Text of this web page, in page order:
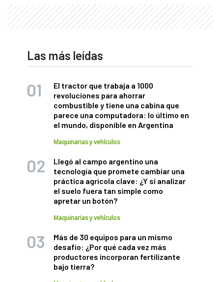
Las más leídas
El tractor que trabaja a 1000
revoluciones para ahorrar
combustible y tiene una cabina que
parece una computadora: lo último en
el mundo, disponible en Argentina
Maquinarias y vehículos
Llegó al campo argentino una
tecnología que promete cambiar una
práctica agrícola clave: ¿Y si analizar
el suelo fuera tan simple como
apretar un botón?
Maquinarias y vehículos
Más de 30 equipos para un mismo
desafío: ¿Por qué cada vez más
productores incorporan fertilizante
bajo tierra?